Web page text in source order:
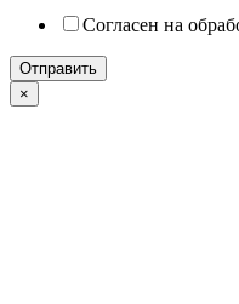
Согласен на
Отправить
×